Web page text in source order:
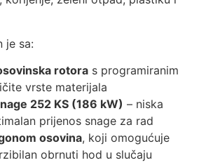
je sa:
rotora s programiranim
vrste materijala
252 KS (186 kW) – niska
prijenos snage za rad
osovina, koji omogućuje
obrnuti hod u slučaju